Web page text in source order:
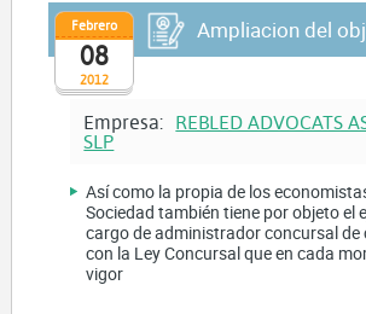
2012
Febrero
08
Ampliacion del
Empresa: REBLED ADVOCATS
SLP
Así como la propia de los
Sociedad también tiene por objeto el
cargo de administrador concursal
con la Ley Concursal que en cada
vigor